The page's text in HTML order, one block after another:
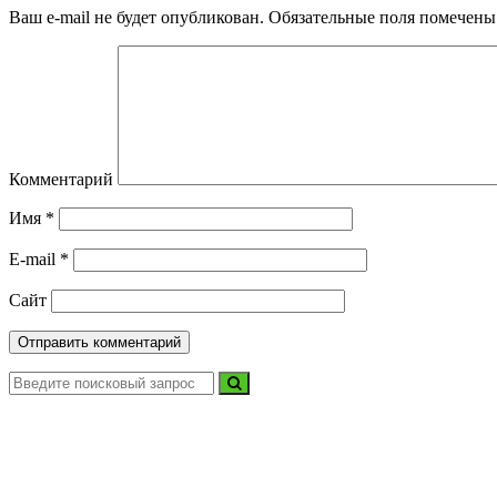
Ваш e-mail не будет опубликован. Обязательные поля
Комментарий
Имя *
E-mail *
Сайт